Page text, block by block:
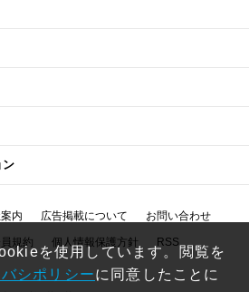
ン
内 広告掲載について お問い合わせ
規約 個人情報保護方針 RSS
を使用しています。閲覧を
シポリシーに同意したことに